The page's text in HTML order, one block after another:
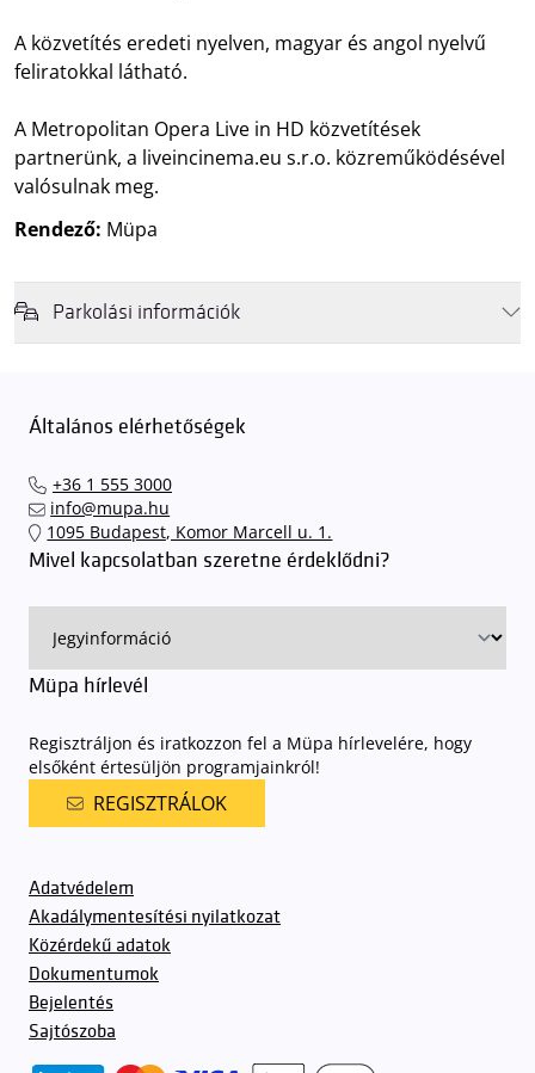
A közvetítés eredeti nyelven, magyar és angol nyelvű
feliratokkal látható.
A Metropolitan Opera Live in HD közvetítések
partnerünk, a liveincinema.eu s.r.o. közreműködésével
valósulnak meg.
Rendező: Müpa
Parkolási információk
érkezéskor megnövekedett várakozási idővel érdemes kalkulálni. Ezt
azt javasoljuk kedves közönségünknek, induljanak
találhassák meg a legideálisabb parkolóhelyet és
érkezhessenek meg előadásainkra
sorompókat rendszámfelismerő automatika nyitja.
ingyenes azon vendégeink számára, akik egy aznapi fizetős
rendjének részletes leírásaelérhető itt.
Általános elérhetőségek
+36 1 555 3000
info@mupa.hu
1095 Budapest, Komor Marcell u. 1.
Mivel kapcsolatban szeretne érdeklődni?
Müpa hírlevél
Regisztráljon és iratkozzon fel a Müpa hírlevelére, hogy
elsőként értesüljön programjainkról!
REGISZTRÁLOK
Adatvédelem
Akadálymentesítési nyilatkozat
Közérdekű adatok
Dokumentumok
Bejelentés
Sajtószoba